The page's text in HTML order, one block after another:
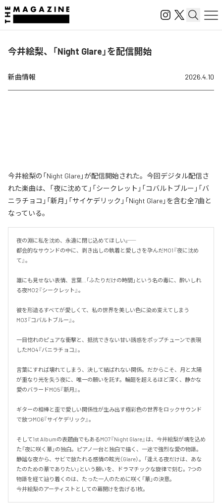
今井絵梨、「Night Glare」を配信開始
新曲情報 2026.4.10
今井絵梨の「Night Glare」が配信開始された。今回デジタル配信さ
れた楽曲は、「夜に沈めて」「シークレット」「コバルトブルー」「バ
ニラチョコ」「新月」「サイケデリック」「Night Glare」を含む全7曲と
なっている。
夜の淵に私を沈め、永遠に閉じ込めてほしい――。
​都会的なサウンドの中に、剥き出しの執着と愛しさを孕んだMO1『夜に沈め
て』。
誰にも見せない表情、言葉…「ふたりだけの時間」という名の毒に、酔いしれ
る夜MO2『シークレット』。
彼を形造るすべてが愛しくて、私の世界を美しい色に染め変えてしまう
MO3『コバルトブルー』。
一目惚れのピュアな衝撃と、抵抗できない甘い誘惑をポップチューンで表現
したMO4『バニラチョコ』。
言葉にすれば壊れてしまう、決して結ばれない関係。だからこそ、月と太陽
が重なり光を失う夜に、唯一の願いを託す。輪廻を超えるほど深く、静かな
愛のバラードMO5『新月』。
ギターの相棒と歪で愛しい関係性が生み出す極彩色の世界をロックサウンド
で放つMO6『サイケデリック』。
そして1st Albumの表題曲でもあるMO7『Night Glare』は、今井絵梨が魂を込め
た「夜に咲く華」の独白。ピアノ一台と独白で描く、一途で強烈な愛の物語。
静謐な夜から、サビで放たれる感情の眩光（Glare）。「逢える夜だけは、あな
たのための華でありたい」という願いを、ドラマチックな旋律で刻む。7つの
物語を経て辿り着くのは、たった一人のために咲く「華」の決意。
​今井絵梨のアーティストとしての幕開けを告げる1枚。